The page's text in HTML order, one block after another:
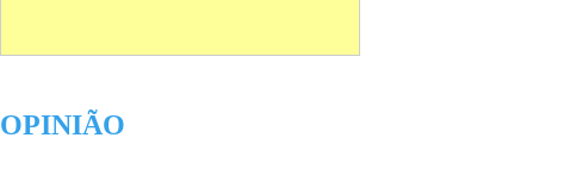
OPINIÃO